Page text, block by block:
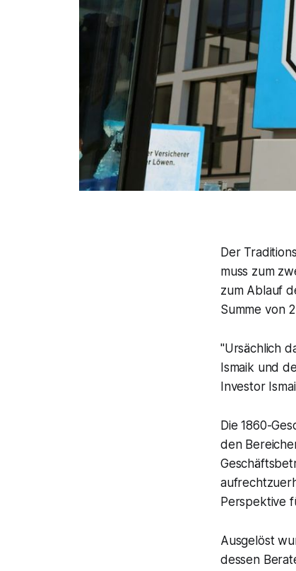
Der
muss zum
zum Ablauf
Summe von
"Ursächlich
Ismaik und
Investor
Die 1860-
den
Perspektive
Ausgelöst
dessen